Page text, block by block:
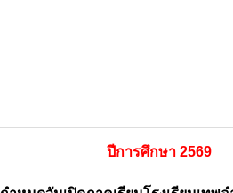
ปีการศึกษา 2569